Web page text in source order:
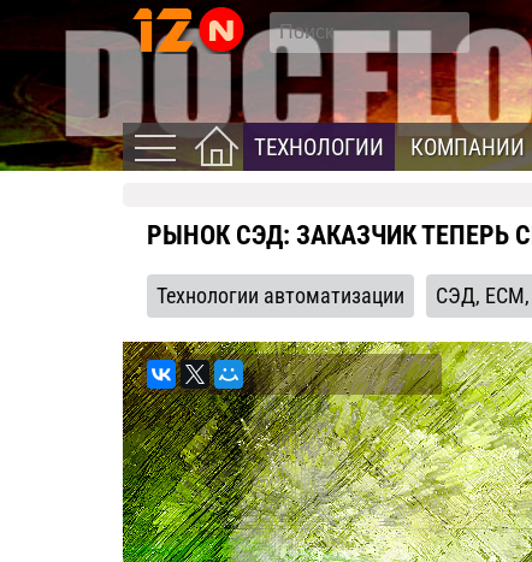
ТЕХНОЛОГИИ КОМПАНИИ
РЫНОК СЭД: ЗАКАЗЧИК ТЕПЕРЬ
Технологии автоматизации СЭД, ECM,